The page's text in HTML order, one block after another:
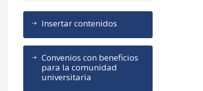
Insertar contenidos
Convenios con beneficios
para la comunidad
universitaria